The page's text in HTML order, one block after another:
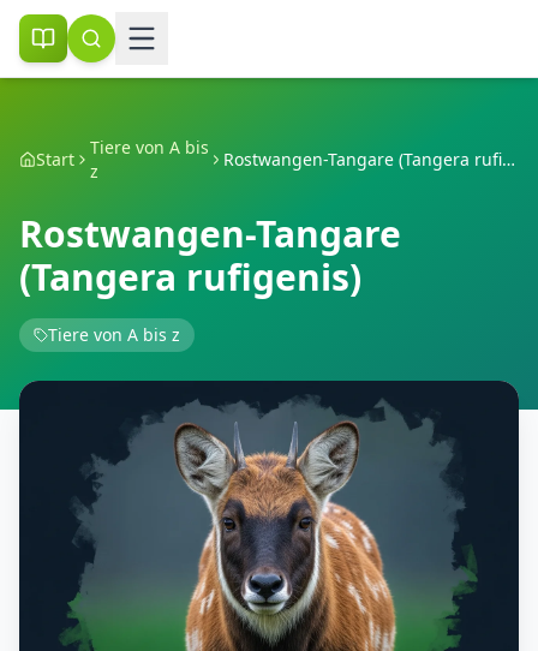
Start
Tiere von A bis
z
Rostwangen-Tangare (Tangera rufigenis)
Rostwangen-Tangare
(Tangera rufigenis)
Tiere von A bis z